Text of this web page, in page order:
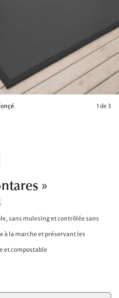
1 de 3
»
sans mulesing et contrôlée sans
à la marche et préservant les
et compostable